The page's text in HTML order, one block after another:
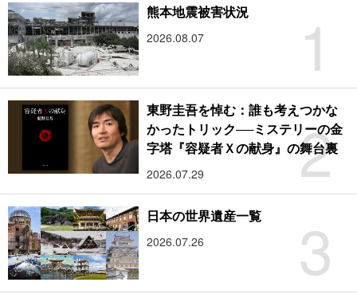
1
熊本地震被害状況
2026.08.07
2
東野圭吾を悼む：誰も考えつかな
かったトリック──ミステリーの金
字塔『容疑者Ｘの献身』の舞台裏
2026.07.29
3
日本の世界遺産一覧
2026.07.26